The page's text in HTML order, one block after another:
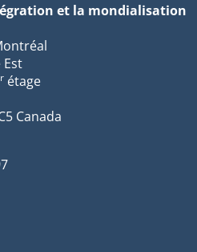
et la mondialisation
Est
étage
Canada